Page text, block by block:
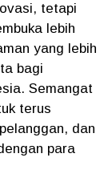
tetapi
lebih
yang lebih
bagi
Semangat
terus
dan
para